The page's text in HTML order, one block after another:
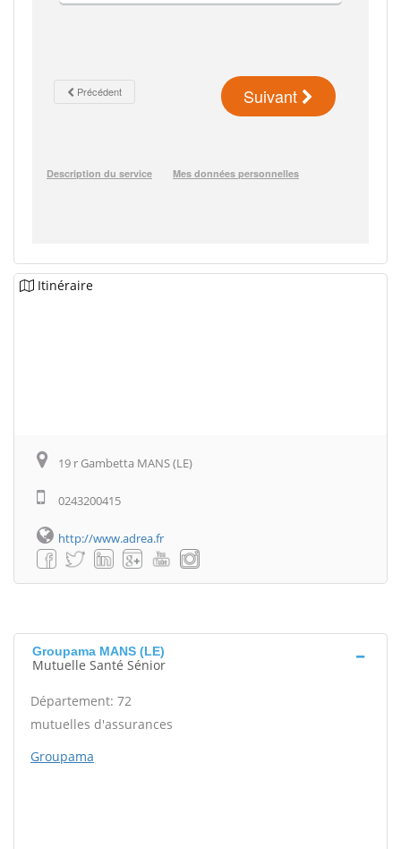
Itinéraire
19 r Gambetta MANS (LE)
0243200415
http://www.adrea.fr
Groupama MANS (LE)
Mutuelle Santé Sénior
Département: 72
mutuelles d'assurances
Groupama